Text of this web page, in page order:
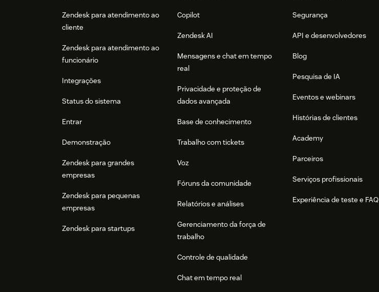
Zendesk para atendimento ao
cliente
Zendesk para atendimento ao
funcionário
Integrações
Status do sistema
Entrar
Demonstração
Zendesk para grandes
empresas
Zendesk para pequenas
empresas
Zendesk para startups
Copilot
Zendesk AI
Mensagens e chat em tempo
real
Privacidade e proteção de
dados avançada
Base de conhecimento
Trabalho com tickets
Voz
Fóruns da comunidade
Relatórios e análises
Gerenciamento da força de
trabalho
Controle de qualidade
Chat em tempo real
Segurança
API e desenvolvedores
Blog
Pesquisa de IA
Eventos e webinars
Histórias de clientes
Academy
Parceiros
Serviços profissionais
Experiência de teste e FAQ